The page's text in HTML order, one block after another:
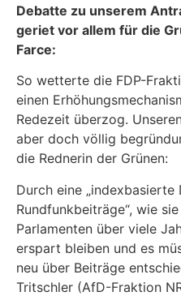
Debatte zu unserem
geriet vor allem für die
Farce:
So wetterte die FDP-
einen
Redezeit überzog.
aber doch völlig
die Rednerin der Grünen:
Durch eine „indexbasierte
Rundfunkbeiträge“, wie
Parlamenten über viele
erspart bleiben und es
neu über Beiträge
Tritschler (AfD-Fraktion